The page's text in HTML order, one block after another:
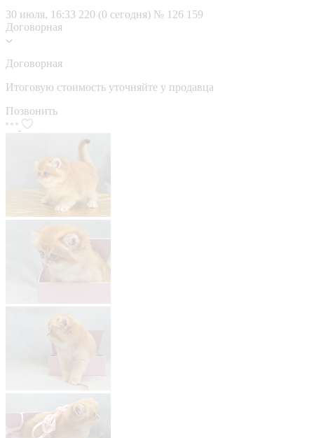
30 июля, 16:33 220 (0 сегодня) № 126 159
Договорная
Договорная
Итоговую стоимость уточняйте у продавца
Позвонить